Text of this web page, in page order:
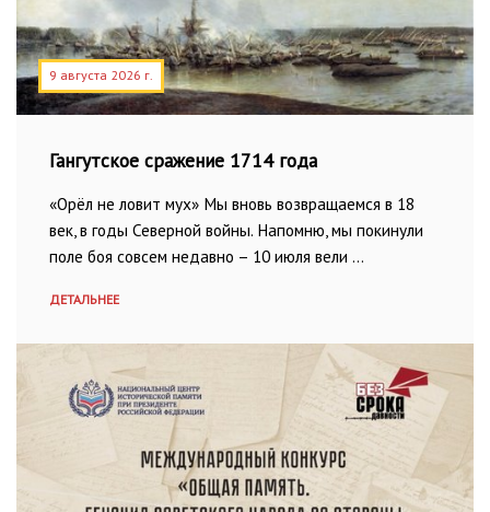
9 августа 2026 г.
Гангутское сражение 1714 года
«Орёл не ловит мух» Мы вновь возвращаемся в 18
век, в годы Северной войны. Напомню, мы покинули
поле боя совсем недавно – 10 июля вели …
ДЕТАЛЬНЕЕ